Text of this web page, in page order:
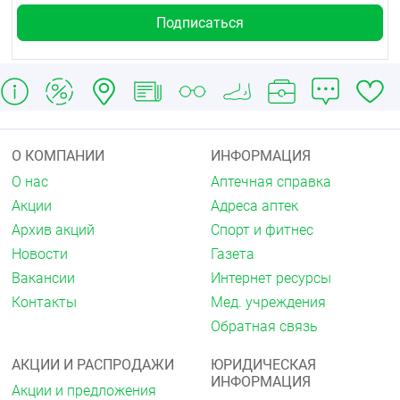
Препарат Экзостат наносят 1 раз в день на
поражённую поверхность кожи и прилегающие к
ней участки (приблизительно 1 см здорового
участка кожи по краям зоны поражения) после их
тщательной очистки и высушивания.
Длительность терапии при дерматомикозах — 2–4
недели (при необходимости до 8 недель), при
Препарат Экзостат наносят 2 раза в день на
поражённый ноготь. Перед первым применением
препарата максимально удаляют поражённую
часть ногтя ножницами или пилкой для ногтей.
Длительность терапии при онихомикозах — до 6
месяцев.
Для предотвращения рецидива лечение следует
исчезновения клинических симптомов.
О КОМПАНИИ
О нас
Акции
Архив акций
Новости
Вакансии
Контакты
ИНФОРМАЦИЯ
Аптечная справка
Адреса аптек
Спорт и фитнес
Газета
Интернет ресурсы
Мед. учреждения
Обратная связь
АКЦИИ И РАСПРОДАЖИ
Акции и предложения
ЮРИДИЧЕСКАЯ
ИНФОРМАЦИЯ